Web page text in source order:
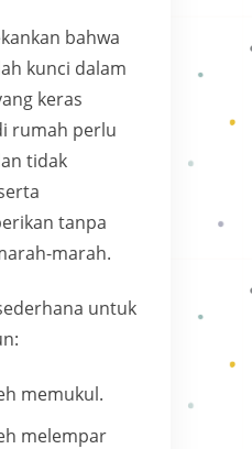
bahwa
kunci dalam
keras
rumah perlu
tidak
tanpa
marah.
untuk
memukul.
melempar